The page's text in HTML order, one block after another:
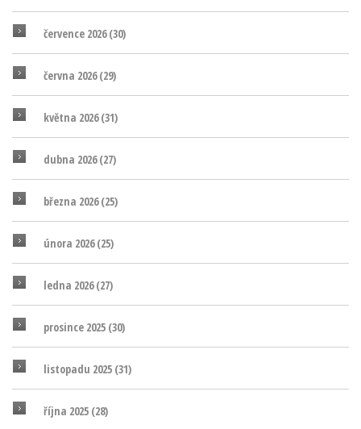
července 2026(30)
června 2026(29)
května 2026(31)
dubna 2026(27)
března 2026(25)
února 2026(25)
ledna 2026(27)
prosince 2025 (30)
listopadu 2025 (31)
října 2025 (28)